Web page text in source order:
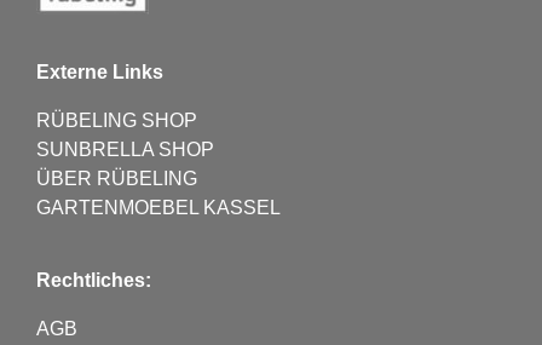
Externe Links
RÜBELING SHOP
SUNBRELLA SHOP
ÜBER RÜBELING
GARTENMOEBEL KASSEL
Rechtliches:
AGB